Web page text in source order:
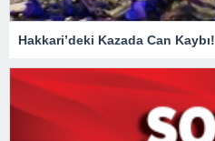
Hakkari’deki Kazada Can Kaybı!